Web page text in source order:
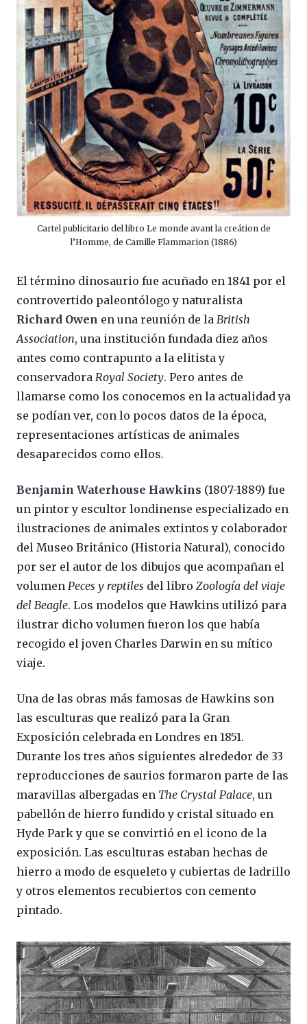
Cartel publicitario del libro Le monde avant la creátion de
l’Homme, de Camille Flammarion (1886)
El término dinosaurio fue acuñado en 1841 por el
controvertido paleontólogo y naturalista
Richard Owen en una reunión de la British
Association, una institución fundada diez años
antes como contrapunto a la elitista y
conservadora Royal Society. Pero antes de
llamarse como los conocemos en la actualidad ya
se podían ver, con lo pocos datos de la época,
representaciones artísticas de animales
desaparecidos como ellos.
Benjamin Waterhouse Hawkins (1807-1889) fue
un pintor y escultor londinense especializado en
ilustraciones de animales extintos y colaborador
del Museo Británico (Historia Natural), conocido
por ser el autor de los dibujos que acompañan el
volumen Peces y reptiles del libro Zoología del viaje
del Beagle. Los modelos que Hawkins utilizó para
ilustrar dicho volumen fueron los que había
recogido el joven Charles Darwin en su mítico
viaje.
Una de las obras más famosas de Hawkins son
las esculturas que realizó para la Gran
Exposición celebrada en Londres en 1851.
Durante los tres años siguientes alrededor de 33
reproducciones de saurios formaron parte de las
maravillas albergadas en The Crystal Palace, un
pabellón de hierro fundido y cristal situado en
Hyde Park y que se convirtió en el icono de la
exposición. Las esculturas estaban hechas de
hierro a modo de esqueleto y cubiertas de ladrillo
y otros elementos recubiertos con cemento
pintado.